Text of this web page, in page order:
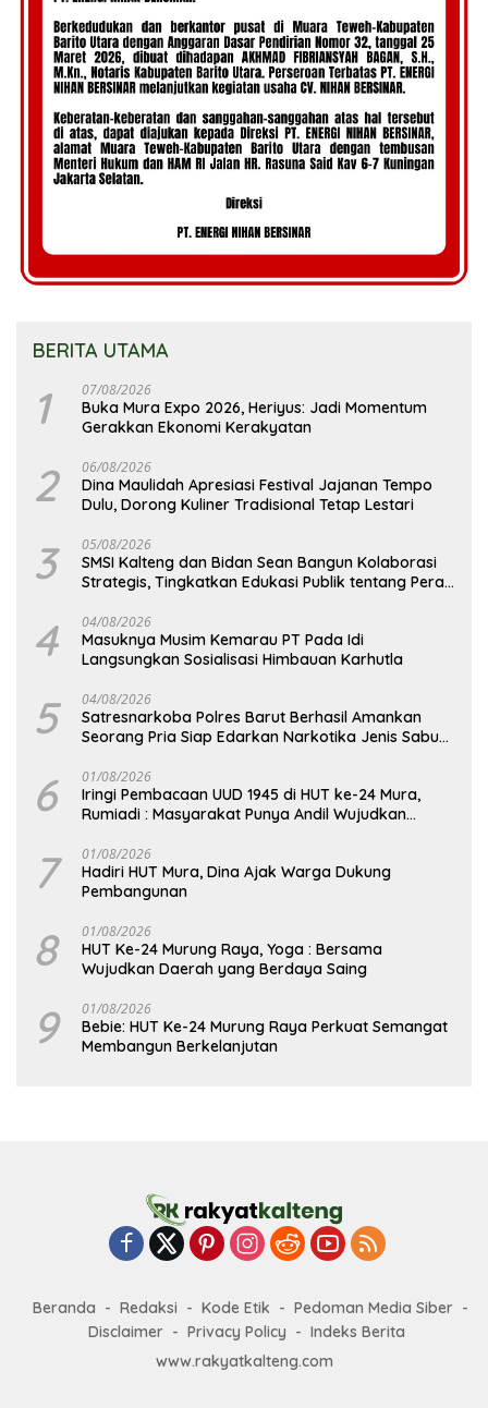
BERITA UTAMA
1 07/08/2026
Buka Mura Expo 2026, Heriyus: Jadi Momentum
Gerakkan Ekonomi Kerakyatan
2 06/08/2026
Dina Maulidah Apresiasi Festival Jajanan Tempo
Dulu, Dorong Kuliner Tradisional Tetap Lestari
3 05/08/2026
SMSI Kalteng dan Bidan Sean Bangun Kolaborasi
Strategis, Tingkatkan Edukasi Publik tentang Peran
4 04/08/2026
Masuknya Musim Kemarau PT Pada Idi
Langsungkan Sosialisasi Himbauan Karhutla
5 04/08/2026
Satresnarkoba Polres Barut Berhasil Amankan
Seorang Pria Siap Edarkan Narkotika Jenis Sabu
6 01/08/2026
Iringi Pembacaan UUD 1945 di HUT ke-24 Mura,
Rumiadi : Masyarakat Punya Andil Wujudkan
7 01/08/2026
Hadiri HUT Mura, Dina Ajak Warga Dukung
Pembangunan
8 01/08/2026
HUT Ke-24 Murung Raya, Yoga : Bersama
Wujudkan Daerah yang Berdaya Saing
9 01/08/2026
Bebie: HUT Ke-24 Murung Raya Perkuat Semangat
Membangun Berkelanjutan
Beranda Redaksi Kode Etik
Pedoman Media Siber
Disclaimer
Privacy Policy
Indeks Berita
www.rakyatkalteng.com